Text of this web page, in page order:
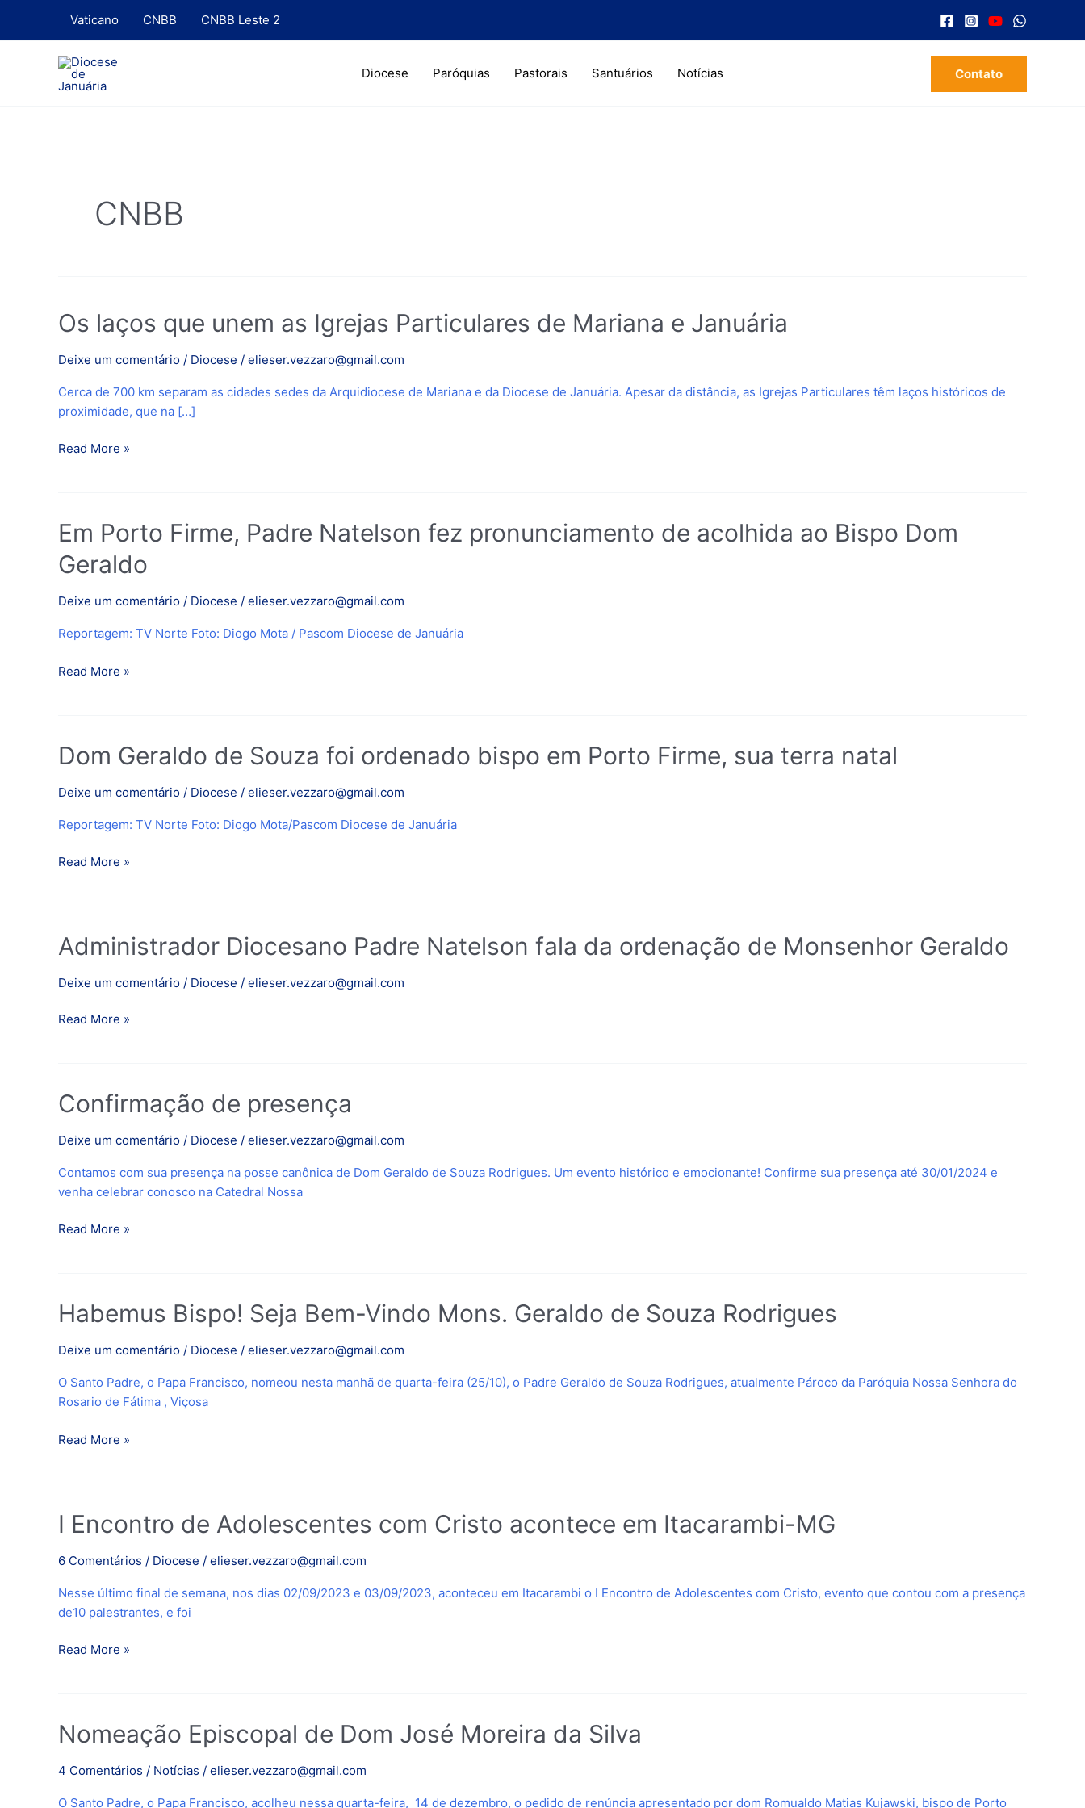
Vaticano CNBB CNBB Leste 2
Diocese Paróquias Pastorais Santuários Notícias Contato
CNBB
Os laços que unem as Igrejas Particulares de Mariana e Januária
Deixe um comentário / Diocese / elieser.vezzaro@gmail.com
Cerca de 700 km separam as cidades sedes da Arquidiocese de Mariana e da Diocese de Januária. Apesar da distância, as Igrejas Particulares têm laços históricos de
proximidade, que na […]
Os
laços
que
as
Igrejas
de
Read More »
Em Porto Firme, Padre Natelson fez pronunciamento de acolhida ao Bispo Dom
Geraldo
Deixe um comentário / Diocese / elieser.vezzaro@gmail.com
Reportagem: TV Norte Foto: Diogo Mota / Pascom Diocese de Januária
Em
Porto
Firme,
Natelson
pronunciamento
acolhida
Geraldo
Read More »
Dom Geraldo de Souza foi ordenado bispo em Porto Firme, sua terra natal
Deixe um comentário / Diocese / elieser.vezzaro@gmail.com
Reportagem: TV Norte Foto: Diogo Mota/Pascom Diocese de Januária
Dom
Geraldo
de
foi
bispo
sua
natal
Read More »
Administrador Diocesano Padre Natelson fala da ordenação de Monsenhor Geraldo
Deixe um comentário / Diocese / elieser.vezzaro@gmail.com
Administrador
Diocesano
Padre
fala
Monsenhor
Geraldo
Read More »
Confirmação de presença
Deixe um comentário / Diocese / elieser.vezzaro@gmail.com
Contamos com sua presença na posse canônica de Dom Geraldo de Souza Rodrigues. Um evento histórico e emocionante! Confirme sua presença até 30/01/2024 e
venha celebrar conosco na Catedral Nossa
Confirmação
de
presença
Read More »
Habemus Bispo! Seja Bem-Vindo Mons. Geraldo de Souza Rodrigues
Deixe um comentário / Diocese / elieser.vezzaro@gmail.com
O Santo Padre, o Papa Francisco, nomeou nesta manhã de quarta-feira (25/10), o Padre Geraldo de Souza Rodrigues, atualmente Pároco da Paróquia Nossa Senhora do
Rosario de Fátima , Viçosa
Habemus
Bispo!
Seja
Vindo
Mons.
de
Read More »
I Encontro de Adolescentes com Cristo acontece em Itacarambi-MG
6 Comentários / Diocese / elieser.vezzaro@gmail.com
Nesse último final de semana, nos dias 02/09/2023 e 03/09/2023, aconteceu em Itacarambi o I Encontro de Adolescentes com Cristo, evento que contou com a presença
de10 palestrantes, e foi
I
Encontro
de
com
Cristo
em
Read More »
Nomeação Episcopal de Dom José Moreira da Silva
4 Comentários / Notícias / elieser.vezzaro@gmail.com
O Santo Padre, o Papa Francisco, acolheu nessa quarta-feira, 14 de dezembro, o pedido de renúncia apresentado por dom Romualdo Matias Kujawski, bispo de Porto
Nomeação
Episcopal
de
José